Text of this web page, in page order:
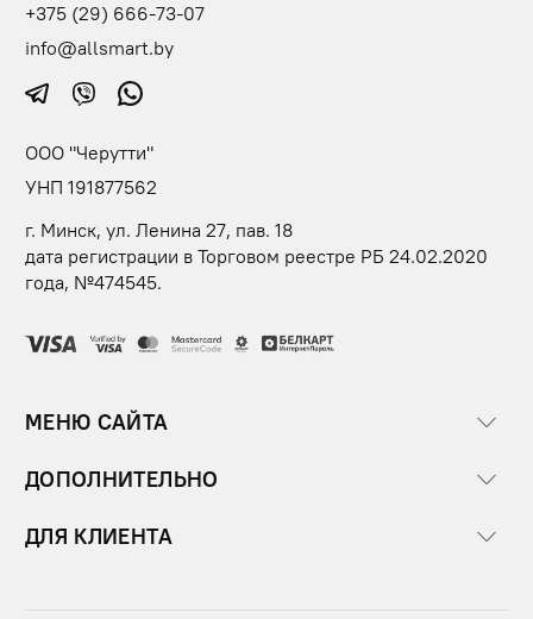
+375 (29) 666-73-07
info@allsmart.by
ООО "Черутти"
УНП 191877562
г. Минск, ул. Ленина 27, пав. 18
дата регистрации в Торговом реестре РБ 24.02.2020
года, №474545.
МЕНЮ САЙТА
ДОПОЛНИТЕЛЬНО
ДЛЯ КЛИЕНТА